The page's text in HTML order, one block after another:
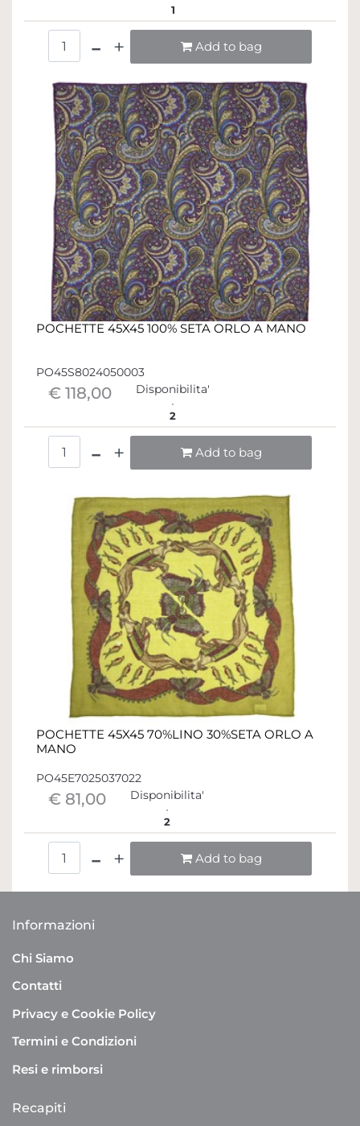
1
Add to bag
POCHETTE 45X45 100% SETA ORLO A MANO
PO45S8024050003
€ 118,00 Disponibilita'
2
Add to bag
POCHETTE 45X45 70%LINO 30%SETA ORLO A
MANO
PO45E7025037022
€ 81,00 Disponibilita'
2
Add to bag
Informazioni
Chi Siamo
Contatti
Privacy e Cookie Policy
Termini e Condizioni
Resi e rimborsi
Recapiti